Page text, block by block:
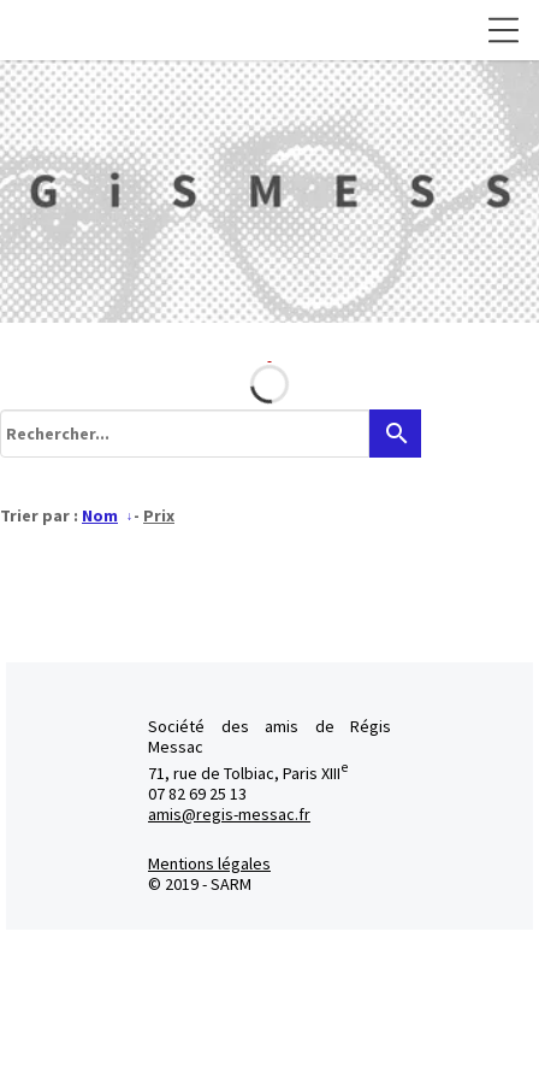
search
Trier par : Nom - Prix
Société des amis de Régis
Messac
71, rue de Tolbiac, Paris XIIIe
07 82 69 25 13
amis@regis-messac.fr
Mentions légales
© 2019 - SARM